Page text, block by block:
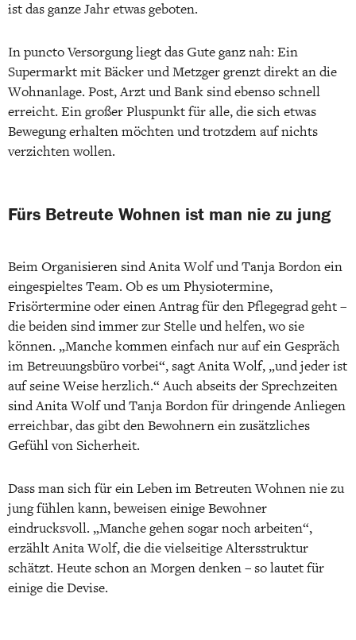
ist das ganze Jahr etwas geboten.
In puncto Versorgung liegt das Gute ganz nah: Ein
Supermarkt mit Bäcker und Metzger grenzt direkt an die
Wohnanlage. Post, Arzt und Bank sind ebenso schnell
erreicht. Ein großer Pluspunkt für alle, die sich etwas
Bewegung erhalten möchten und trotzdem auf nichts
verzichten wollen.
Fürs Betreute Wohnen ist man nie zu jung
Beim Organisieren sind Anita Wolf und Tanja Bordon ein
eingespieltes Team. Ob es um Physiotermine,
Frisörtermine oder einen Antrag für den Pflegegrad geht –
die beiden sind immer zur Stelle und helfen, wo sie
können. „Manche kommen einfach nur auf ein Gespräch
im Betreuungsbüro vorbei“, sagt Anita Wolf, „und jeder ist
auf seine Weise herzlich.“ Auch abseits der Sprechzeiten
sind Anita Wolf und Tanja Bordon für dringende Anliegen
erreichbar, das gibt den Bewohnern ein zusätzliches
Gefühl von Sicherheit.
Dass man sich für ein Leben im Betreuten Wohnen nie zu
jung fühlen kann, beweisen einige Bewohner
eindrucksvoll. „Manche gehen sogar noch arbeiten“,
erzählt Anita Wolf, die die vielseitige Altersstruktur
schätzt. Heute schon an Morgen denken – so lautet für
einige die Devise.